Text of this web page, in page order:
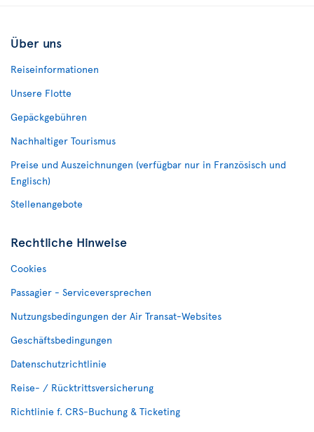
Über uns
Reiseinformationen
Unsere Flotte
Gepäckgebühren
Nachhaltiger Tourismus
Preise und Auszeichnungen (verfügbar nur in Französisch und
Englisch)
Stellenangebote
Rechtliche Hinweise
Cookies
Passagier - Serviceversprechen
Nutzungsbedingungen der Air Transat-Websites
Geschäftsbedingungen
Datenschutzrichtlinie
Reise- / Rücktrittsversicherung
Richtlinie f. CRS-Buchung & Ticketing